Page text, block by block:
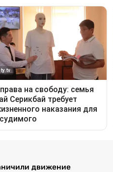
движение